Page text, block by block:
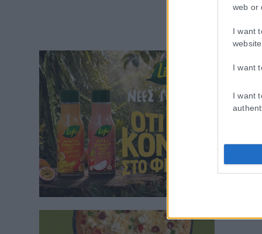
web or
I want
I want
I want